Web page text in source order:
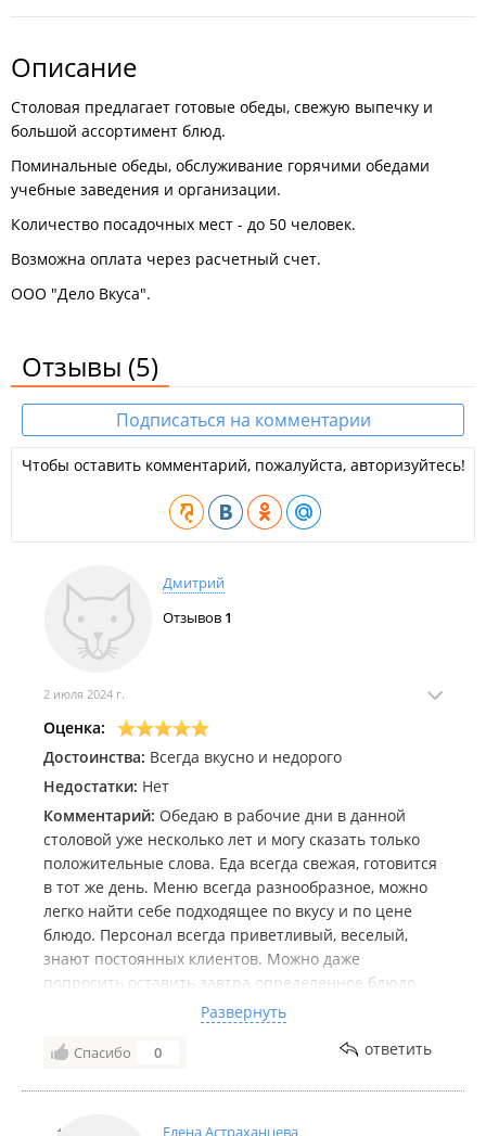
Описание
Столовая предлагает готовые обеды, свежую выпечку и
большой ассортимент блюд.
Поминальные обеды, обслуживание горячими обедами
учебные заведения и организации.
Количество посадочных мест - до 50 человек.
Возможна оплата через расчетный счет.
ООО "Дело Вкуса".
Отзывы (5)
Подписаться на комментарии
Чтобы оставить комментарий, пожалуйста, авторизуйтесь!
Дмитрий
Отзывов 1
2 июля 2024 г.
Оценка:
Достоинства: Всегда вкусно и недорого
Недостатки: Нет
Комментарий: Обедаю в рабочие дни в данной
столовой уже несколько лет и могу сказать только
положительные слова. Еда всегда свежая, готовится
в тот же день. Меню всегда разнообразное, можно
легко найти себе подходящее по вкусу и по цене
блюдо. Персонал всегда приветливый, веселый,
знают постоянных клиентов. Можно даже
попросить оставить завтра определенное блюдо
(если опаздываешь, например) и про тебя не
забудут.! Рекомендую, отличная столовая по
соотношению цена/качество.
Развернуть
Спасибо 0 ответить
Елена Астраханцева